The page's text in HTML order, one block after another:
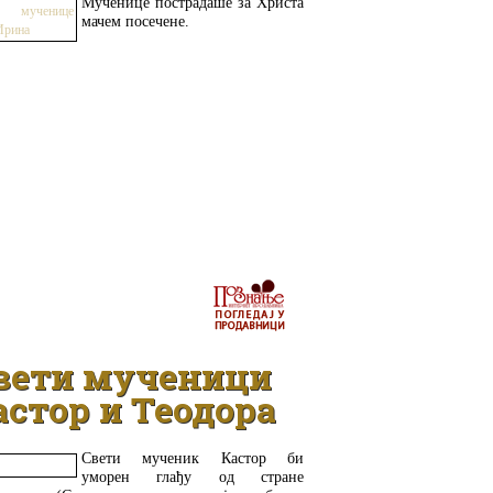
мачем посечене.
мученици
и Теодора
Свети мученик Кастор би
уморен глађу од стране